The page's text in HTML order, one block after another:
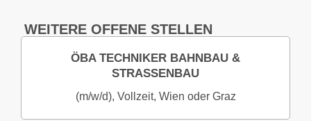
WEITERE OFFENE STELLEN
ÖBA TECHNIKER BAHNBAU &
STRASSENBAU
(m/w/d), Vollzeit, Wien oder Graz